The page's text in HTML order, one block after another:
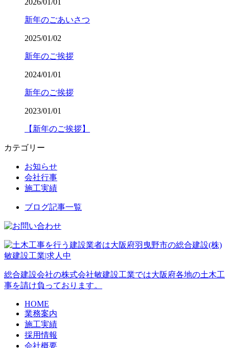
2026/01/01
新年のごあいさつ
2025/01/02
新年のご挨拶
2024/01/01
新年のご挨拶
2023/01/01
【新年のご挨拶】
カテゴリー
お知らせ
会社行事
施工実績
ブログ記事一覧
総合建設会社の株式会社敏建設工業では大阪府各地の土木工
事を請け負っております。
HOME
業務案内
施工実績
採用情報
会社概要